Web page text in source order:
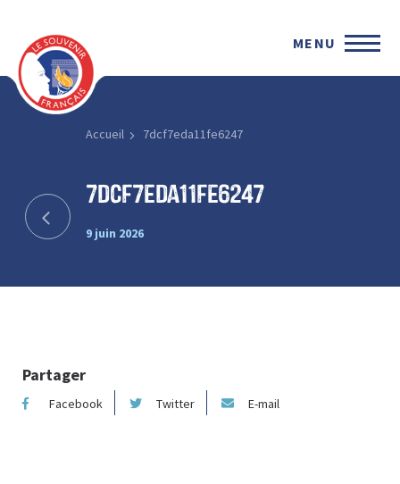
MENU
Accueil 7dcf7eda11fe6247
7dcf7eda11fe6247
9 juin 2026
Partager
Facebook Twitter E-mail